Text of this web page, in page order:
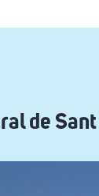
de